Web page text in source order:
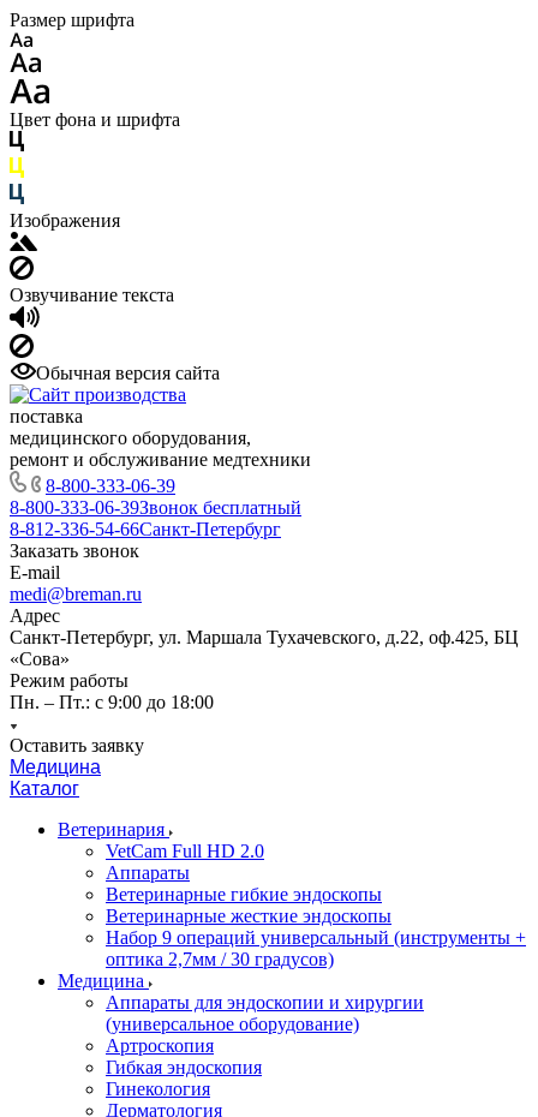
Размер шрифта
Цвет фона и шрифта
Изображения
Озвучивание текста
Обычная версия сайта
поставка
медицинского оборудования,
ремонт и обслуживание медтехники
8-800-333-06-39
8-800-333-06-39Звонок бесплатный
8-812-336-54-66Санкт-Петербург
Заказать звонок
E-mail
medi@breman.ru
Адрес
Санкт-Петербург, ул. Маршала Тухачевского, д.22, оф.425, БЦ
«Сова»
Режим работы
Пн. – Пт.: с 9:00 до 18:00
Оставить заявку
Медицина
Каталог
Ветеринария
VetCam Full HD 2.0
Аппараты
Ветеринарные гибкие эндоскопы
Ветеринарные жесткие эндоскопы
Набор 9 операций универсальный (инструменты +
оптика 2,7мм / 30 градусов)
Медицина
Аппараты для эндоскопии и хирургии
(универсальное оборудование)
Артроскопия
Гибкая эндоскопия
Гинекология
Дерматология